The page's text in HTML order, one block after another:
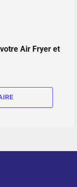
Air Fryer et